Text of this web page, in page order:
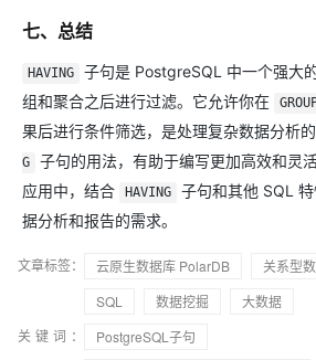
七、总结
HAVING
子句是 PostgreSQL 中一个强大
组和聚合之后进行过滤。它允许你在
果后进行条件筛选，是处理复杂数据分析
G
子句的用法，有助于编写更加高效和灵
应用中，结合
HAVING
子句和其他 SQL
据分析和报告的需求。
文章标签： 云原生数据库 PolarDB 关系型
SQL
数据挖掘
大数据
关键词：
PostgreSQL子句